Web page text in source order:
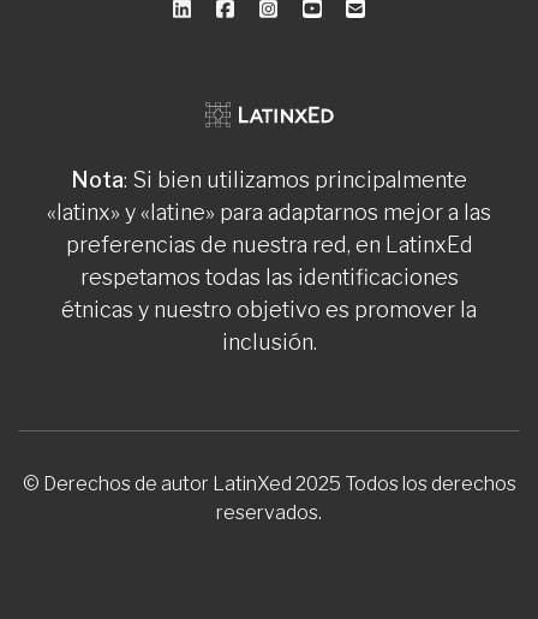
Nota: Si bien utilizamos principalmente
«latinx» y «latine» para adaptarnos mejor a las
preferencias de nuestra red, en LatinxEd
respetamos todas las identificaciones
étnicas y nuestro objetivo es promover la
inclusión.
© Derechos de autor LatinXed 2025 Todos los derechos
reservados.